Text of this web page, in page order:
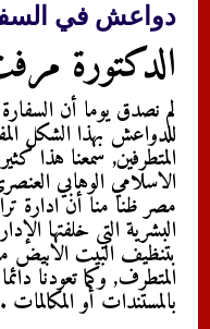
دواعش في
الدكتورة
لم نصدق يوما أن
للدواعش بهذا الشكل
المتطرفين, سمعنا هذا
الاسلامي الوهابي
مصر ظنا منا أن ادارة
البشرية التي خلفتها
بتنظيف البيت الابيض
المتطرف, وكما تعودنا
بالمستندات أو المكالمات .